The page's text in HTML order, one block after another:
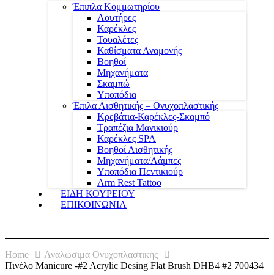
Έπιπλα Κομμωτηρίου
Λουτήρες
Καρέκλες
Τουαλέτες
Καθίσματα Αναμονής
Βοηθοί
Μηχανήματα
Σκαμπώ
Υποπόδια
Έπιλα Αισθητικής – Ονυχοπλαστικής
Κρεβάτια-Καρέκλες-Σκαμπό
Τραπέζια Μανικιούρ
Καρέκλες SPA
Βοηθοί Αισθητικής
Μηχανήματα/Λάμπες
Υποπόδια Πεντικιούρ
Arm Rest Tattoo
ΕΙΔΗ ΚΟΥΡΕΙΟΥ
ΕΠΙΚΟΙΝΩΝΙΑ
Home
Αναλώσιμα Ονυχοπλαστικής
Πινέλο Manicure -#2 Acrylic Desing Flat Brush DHB4 #2 700434